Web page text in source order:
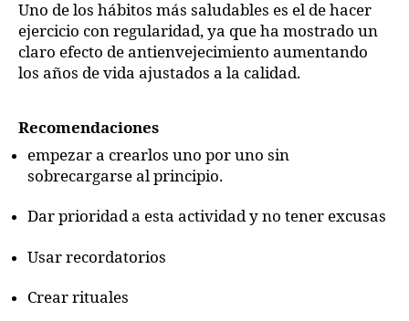
Uno de los hábitos más saludables es el de hacer
ejercicio con regularidad, ya que ha mostrado un
claro efecto de antienvejecimiento aumentando
los años de vida ajustados a la calidad.
Recomendaciones
empezar a crearlos uno por uno sin
sobrecargarse al principio.
Dar prioridad a esta actividad y no tener excusas
Usar recordatorios
Crear rituales